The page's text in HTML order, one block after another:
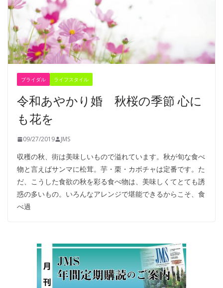
ブライダル ライフスタイル
令和あやかり婚 秋桜の季節 心に
も花を
09/27/2019 JMS
収穫の秋、街は美味しいもので溢れています。秋が旬な食べ
物と言えばサンマに松茸。芋・栗・カボチャは定番です。た
だ、こうした食欲の秋を彩る食べ物は、美味しくてとても誘
惑の多いもの。いろんなアレンジで堪能できるからこそ、食
べ過